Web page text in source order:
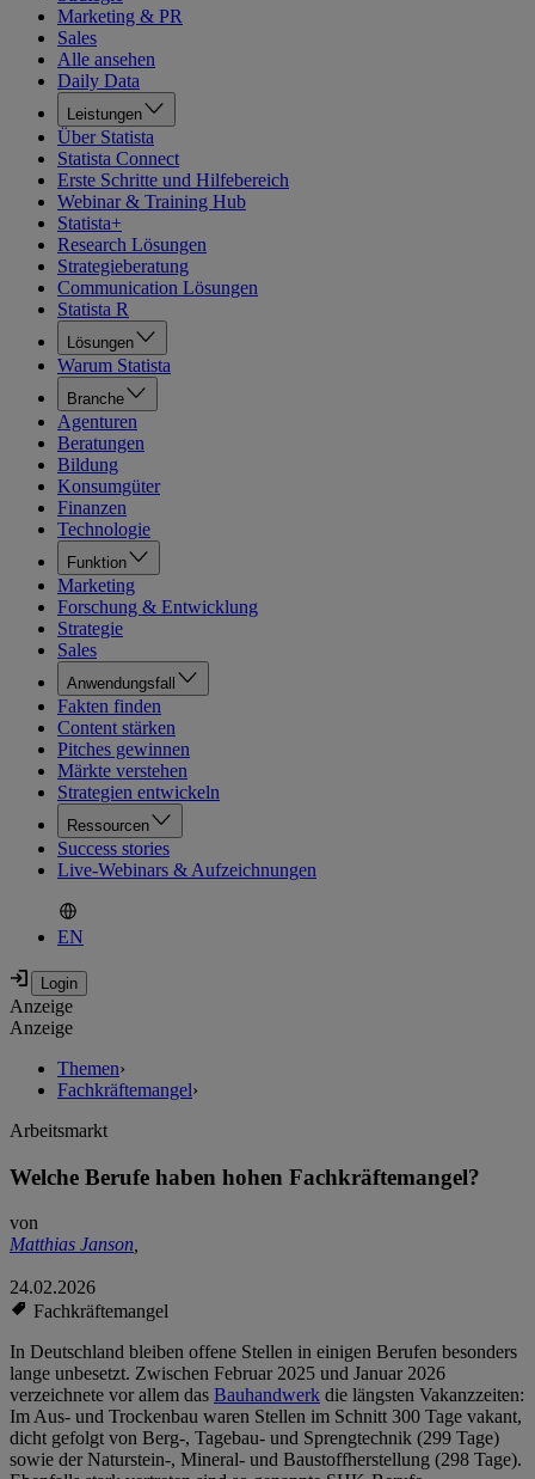
Marketing & PR
Sales
Alle ansehen
Daily Data
Leistungen
Über Statista
Statista Connect
Erste Schritte und Hilfebereich
Webinar & Training Hub
Statista+
Research Lösungen
Strategieberatung
Communication Lösungen
Statista R
Lösungen
Warum Statista
Branche
Agenturen
Beratungen
Bildung
Konsumgüter
Finanzen
Technologie
Funktion
Marketing
Forschung & Entwicklung
Strategie
Sales
Anwendungsfall
Fakten finden
Content stärken
Pitches gewinnen
Märkte verstehen
Strategien entwickeln
Ressourcen
Success stories
Live-Webinars & Aufzeichnungen
EN
Anzeige
Anzeige
Themen›
Fachkräftemangel›
Arbeitsmarkt
Welche Berufe haben hohen Fachkräftemangel?
von
Matthias Janson,
24.02.2026
Fachkräftemangel
In Deutschland bleiben offene Stellen in einigen Berufen besonders
lange unbesetzt. Zwischen Februar 2025 und Januar 2026
verzeichnete vor allem das Bauhandwerk die längsten Vakanzzeiten:
Im Aus- und Trockenbau waren Stellen im Schnitt 300 Tage vakant,
dicht gefolgt von Berg-, Tagebau- und Sprengtechnik (299 Tage)
sowie der Naturstein-, Mineral- und Baustoffherstellung (298 Tage).